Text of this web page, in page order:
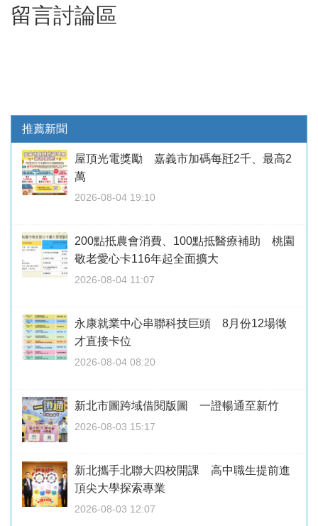
留言討論區
推薦新聞
屋頂光電獎勵 嘉義市加碼每瓩2千、最高2
萬
2026-08-04 19:10
200點抵農會消費、100點抵醫療補助 桃園
敬老愛心卡116年起全面擴大
2026-08-04 11:07
永康就業中心串聯科技巨頭 8月份12場徵
才直接卡位
2026-08-04 08:20
新北市圖跨域借閱版圖 一證暢通至新竹
2026-08-03 15:17
新北攜手北聯大四校開課 高中職生提前進
頂尖大學探索專業
2026-08-03 12:07